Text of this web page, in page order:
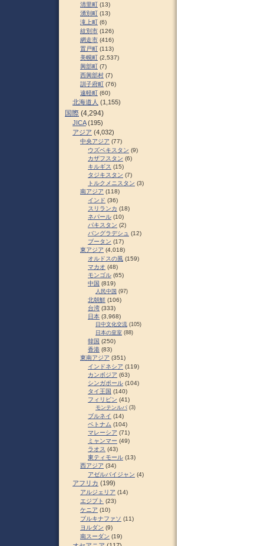
清里町 (13)
湧別町 (13)
滝上町 (6)
紋別市 (126)
網走市 (416)
置戸町 (113)
美幌町 (2,537)
興部町 (7)
西興部村 (7)
訓子府町 (76)
遠軽町 (60)
北海道人 (1,155)
国際 (4,294)
JICA(195)
アジア (4,032)
中央アジア (77)
ウズベキスタン (9)
カザフスタン (6)
キルギス (15)
タジキスタン (7)
トルクメニスタン (3)
南アジア (118)
インド (36)
スリランカ (18)
ネパール (10)
パキスタン (2)
バングラデシュ (12)
ブータン (17)
東アジア (4,018)
オルドスの風 (159)
マカオ (48)
モンゴル (65)
中国 (819)
人民中国 (97)
北朝鮮 (106)
台湾 (333)
日本 (3,968)
日中文化交流 (105)
日本の皇室 (88)
韓国 (250)
香港 (83)
東南アジア (351)
インドネシア (119)
カンボジア (63)
シンガポール (104)
タイ王国 (140)
フィリピン (41)
モンテンルパ (3)
ブルネイ (14)
ベトナム (104)
マレーシア (71)
ミャンマー (49)
ラオス (43)
東ティモール (13)
西アジア (34)
アゼルバイジャン (4)
アフリカ (199)
アルジェリア (14)
エジプト (23)
ケニア (10)
ブルキナファソ (11)
ヨルダン (9)
南スーダン (19)